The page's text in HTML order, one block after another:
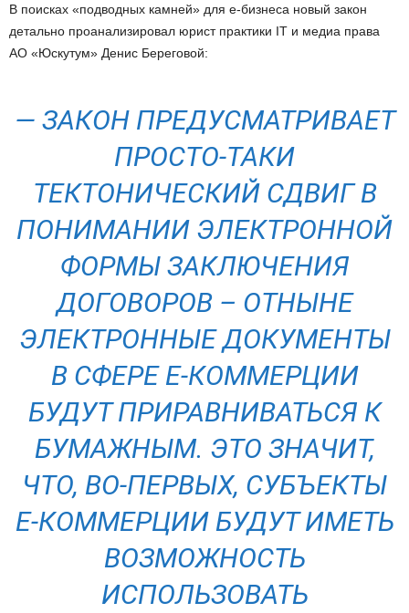
В поисках «подводных камней» для е-бизнеса новый закон
детально проанализировал юрист практики IT и медиа права
АО «Юскутум» Денис Береговой:
— ЗАКОН ПРЕДУСМАТРИВАЕТ
ПРОСТО-ТАКИ
ТЕКТОНИЧЕСКИЙ СДВИГ В
ПОНИМАНИИ ЭЛЕКТРОННОЙ
ФОРМЫ ЗАКЛЮЧЕНИЯ
ДОГОВОРОВ – ОТНЫНЕ
ЭЛЕКТРОННЫЕ ДОКУМЕНТЫ
В СФЕРЕ Е-КОММЕРЦИИ
БУДУТ ПРИРАВНИВАТЬСЯ К
БУМАЖНЫМ. ЭТО ЗНАЧИТ,
ЧТО, ВО-ПЕРВЫХ, СУБЪЕКТЫ
Е-КОММЕРЦИИ БУДУТ ИМЕТЬ
ВОЗМОЖНОСТЬ
ИСПОЛЬЗОВАТЬ